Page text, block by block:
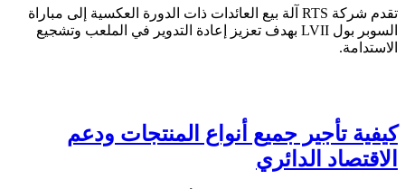
تقدم شركة RTS آلة بيع العائدات ذات الدورة العكسية إلى مباراة
السوبر بول LVII بهدف تعزيز إعادة التدوير في الملعب وتشجيع
الاستدامة.
كيفية تأجير جميع أنواع المنتجات ودعم
الاقتصاد الدائري